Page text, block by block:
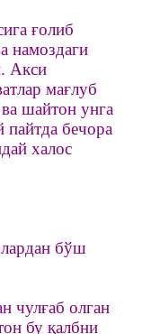
ғолиб
намоздаги
Акси
мағлуб
шайтон унга
бечора
халос
бўш
чулғаб олган
бу қалбни